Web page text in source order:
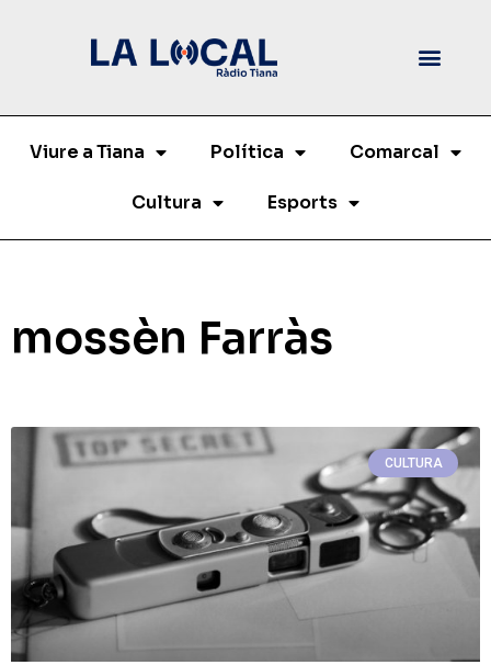
Viure a Tiana Política Comarcal
Cultura Esports
mossèn Farràs
CULTURA